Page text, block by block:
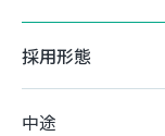
採用形態
中途